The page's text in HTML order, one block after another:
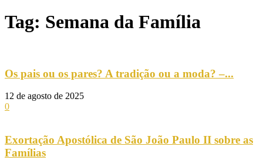
Tag: Semana da Família
Os pais ou os pares? A tradição ou a moda? –...
12 de agosto de 2025
0
Exortação Apostólica de São João Paulo II sobre as
Famílias